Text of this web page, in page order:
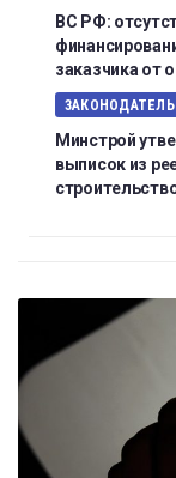
ВС РФ:
заказчика от
Минстрой
выписок из